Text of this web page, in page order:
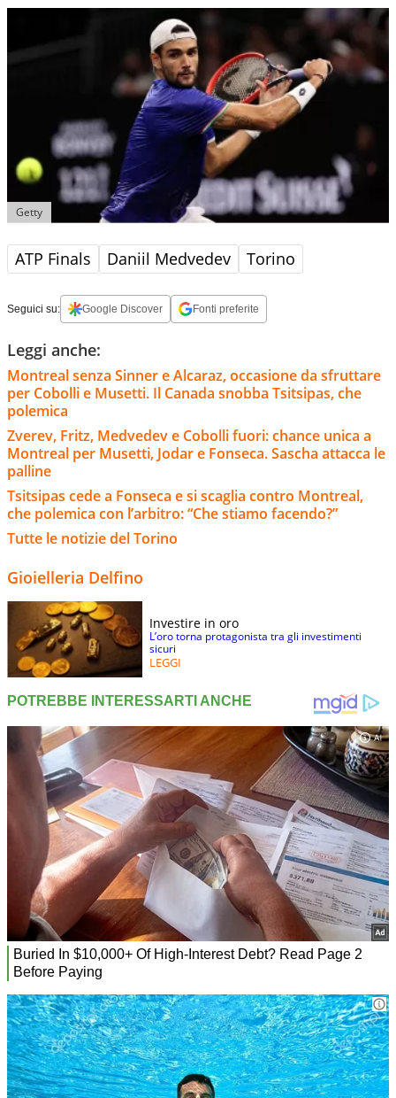
Getty
ATP Finals Daniil Medvedev Torino
Seguici su: Google Discover Fonti preferite
Leggi anche:
Montreal senza Sinner e Alcaraz, occasione da sfruttare
per Cobolli e Musetti. Il Canada snobba Tsitsipas, che
polemica
Zverev, Fritz, Medvedev e Cobolli fuori: chance unica a
Montreal per Musetti, Jodar e Fonseca. Sascha attacca le
palline
Tsitsipas cede a Fonseca e si scaglia contro Montreal,
che polemica con l’arbitro: “Che stiamo facendo?”
Tutte le notizie del Torino
Gioielleria Delfino
Investire in oro
L’oro torna protagonista tra gli investimenti
sicuri
LEGGI